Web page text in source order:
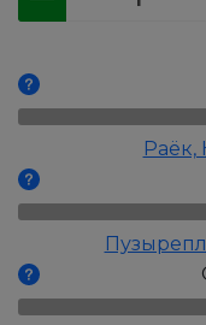
товара
Рутель,
Р9
Раёк,